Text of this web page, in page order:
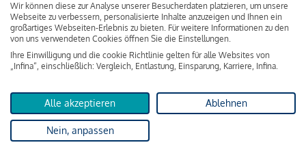
Kreditvermittler
INFINA Credit
Broker GmbH
von 237.000 Euro ausgezahlt, um die Wohnung zu kaufen.
Darüber hinaus fallen aber noch einige Gebühren an (z. B. die
Grundbucheintragungsgebühr), sodass die Bank den
Wir können diese zur Analyse unserer Besucherdaten platzieren, um unsere
Webseite zu verbessern, personalisierte Inhalte anzuzeigen und Ihnen ein
großartiges Webseiten-Erlebnis zu bieten. Für weitere Informationen zu den
von uns verwendeten Cookies öffnen Sie die Einstellungen.
Ihre Einwilligung und die cookie Richtlinie gelten für alle Websites von
„Infina“, einschließlich: Vergleich, Entlastung, Einsparung, Karriere, Infina.
Alle akzeptieren Ablehnen
Nein, anpassen